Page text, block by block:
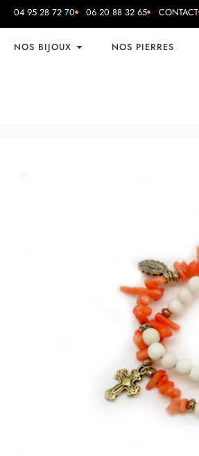
04 95 28 72 70 06 20 88 32 65 CONTACT
NOS BIJOUX NOS PIERRES